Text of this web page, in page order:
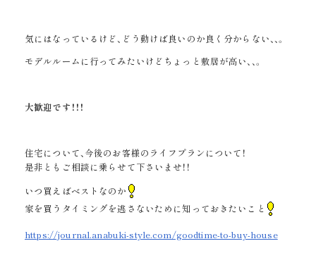
気にはなっているけど、どう動けば良いのか良く分からない、、。
モデルルームに行ってみたいけどちょっと敷居が高い、、。
大歓迎です！！！
住宅について、今後のお客様のライフプランについて！
是非ともご相談に乗らせて下さいませ！！
いつ買えばベストなのか
家を買うタイミングを逃さないために知っておきたいこと
https://journal.anabuki-style.com/goodtime-to-buy-house